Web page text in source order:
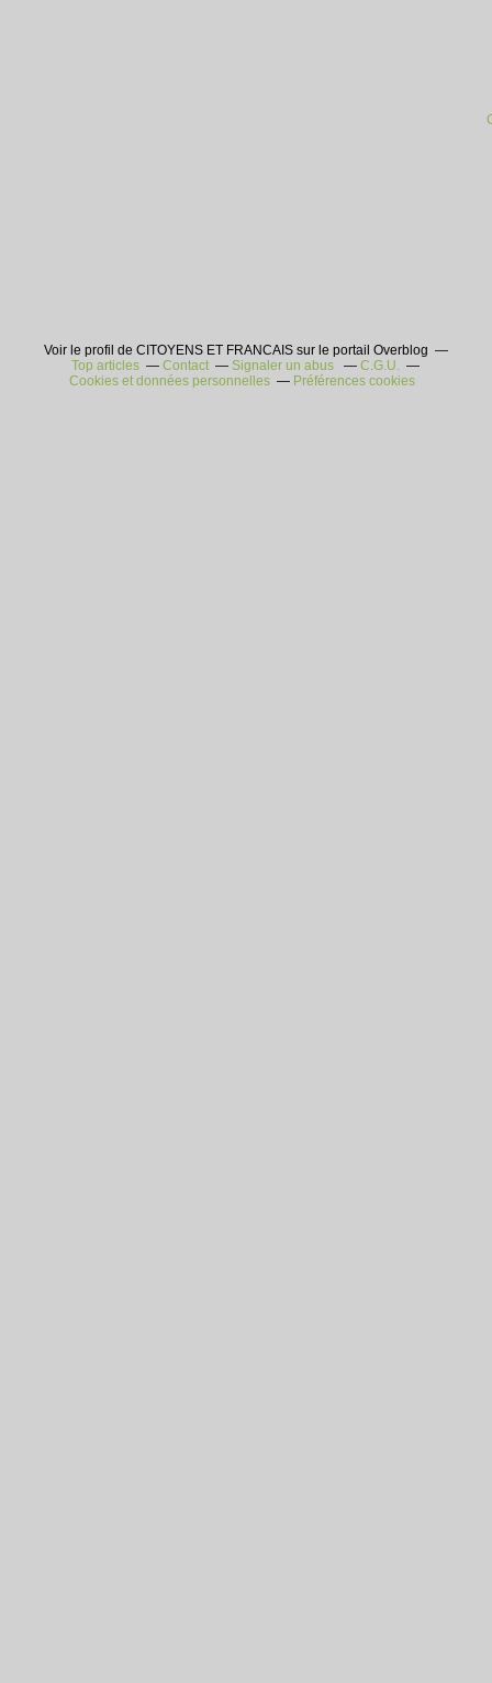
Voir le profil de CITOYENS ET FRANCAIS sur le portail Overblog
Top articles
Contact Signaler un abus
C.G.U.
Cookies et données personnelles
Préférences cookies